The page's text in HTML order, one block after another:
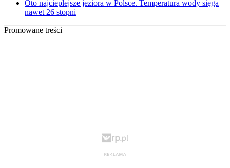
Oto najcieplejsze jeziora w Polsce. Temperatura wody sięga
nawet 26 stopni
Promowane treści